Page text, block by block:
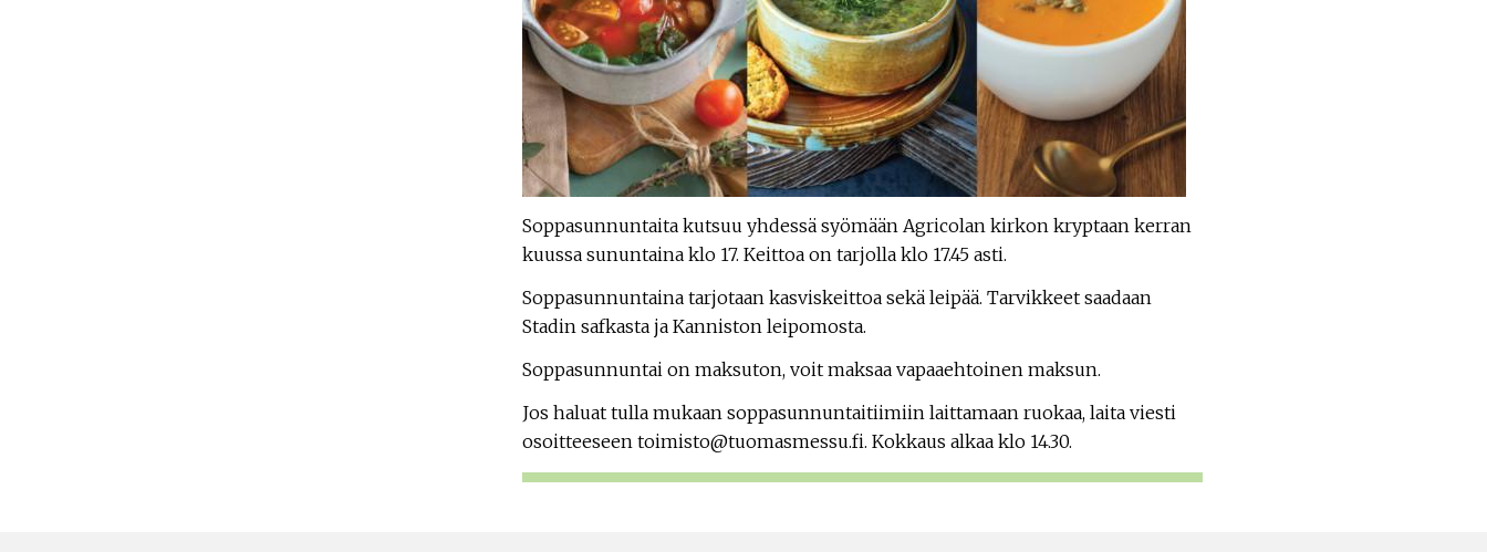
Soppasunnuntaita kutsuu yhdessä syömään Agricolan kirkon kryptaan kerran
kuussa sununtaina klo 17. Keittoa on tarjolla klo 17.45 asti.
Soppasunnuntaina tarjotaan kasviskeittoa sekä leipää. Tarvikkeet saadaan
Stadin safkasta ja Kanniston leipomosta.
Soppasunnuntai on maksuton, voit maksaa vapaaehtoinen maksun.
Jos haluat tulla mukaan soppasunnuntaitiimiin laittamaan ruokaa, laita viesti
osoitteeseen toimisto@tuomasmessu.fi. Kokkaus alkaa klo 14.30.